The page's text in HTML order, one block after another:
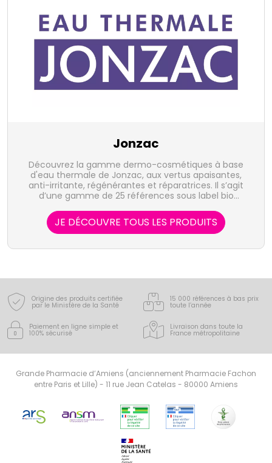
Jonzac
Découvrez la gamme dermo-cosmétiques à base
d'eau thermale de Jonzac, aux vertus apaisantes,
anti-irritante, régénérantes et réparatrices. Il s’agit
d’une gamme de 25 références sous label bio
JE DÉCOUVRE TOUS LES PRODUITS
Origine des produits certifiée
par le Ministère de la Santé
15 000 références à bas prix
toute l’année
Paiement en ligne simple et
100% sécurisé
Livraison dans toute la
France métropolitaine
Grande Pharmacie d’Amiens (anciennement Pharmacie Fachon
entre Paris et Lille) - 11 rue Jean Catelas - 80000 Amiens